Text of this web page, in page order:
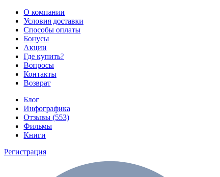
О компании
Условия доставки
Способы оплаты
Бонусы
Акции
Где купить?
Вопросы
Контакты
Возврат
Блог
Инфографика
Отзывы (553)
Фильмы
Книги
Регистрация